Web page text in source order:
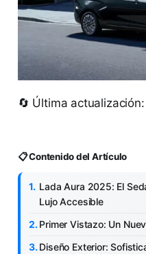
🔄 Última
📋 Contenido del Artículo
Lada Aura 2025: El
Lujo Accesible
Primer Vistazo: Un
Diseño Exterior: